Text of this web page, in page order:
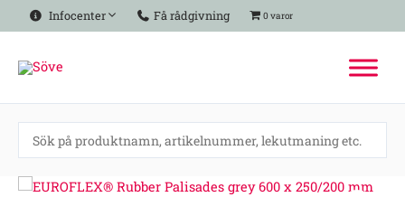
Hoppa
till
Infocenter Få rådgivning 0 varor
EUROFLEX®